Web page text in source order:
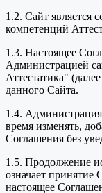
1.2. Сайт является
компетенций
1.3. Настоящее
Администрацией
Аттестатика"
данного Сайта.
1.4. Администрация
время изменять,
Соглашения без
1.5. Продолжение
означает
настоящее